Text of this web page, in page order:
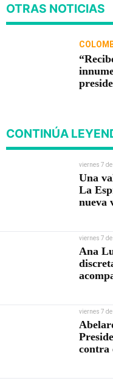
OTRAS NOTICIAS
CONTINÚA
viernes 7
Una
La
nueva
viernes 7
Ana
viernes 7
contra